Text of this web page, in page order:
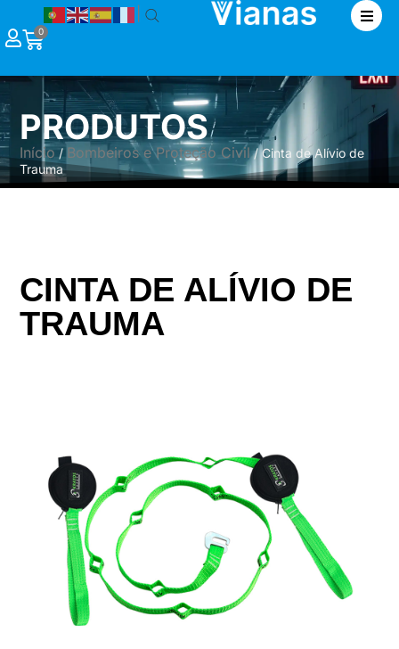
0
PRODUTOS
Início/ Bombeiros e Proteção Civil/ Cinta de Alívio de
Trauma
CINTA DE ALÍVIO DE
TRAUMA